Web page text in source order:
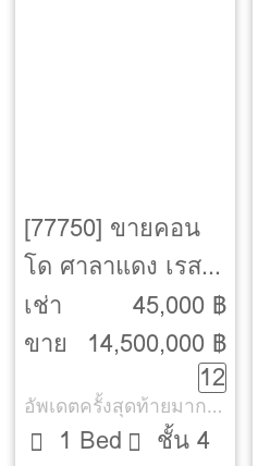
[77750] ขายคอน
โด ศาลาแดง เรสซิ
เด้นซ์ [Saladaeng
Residences]
เช่า
45,000 ฿
ขาย
14,500,000 ฿
12
อัพเดตครั้งสุดท้ายมากกว่า 30 วัน
1 Bed
ชั้น 4